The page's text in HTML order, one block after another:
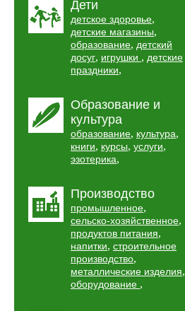
Дети
детское здоровье,
детские магазины,
образование, детский
досуг, игрушки , детские
праздники,
Образование и
культура
образование, культура,
книги, курсы, услуги,
эзотерика,
Производство
промышленное,
сельско-хозяйственное,
продуктов питания,
напитки, строительное
производство,
металлические изделия,
оборудование ,